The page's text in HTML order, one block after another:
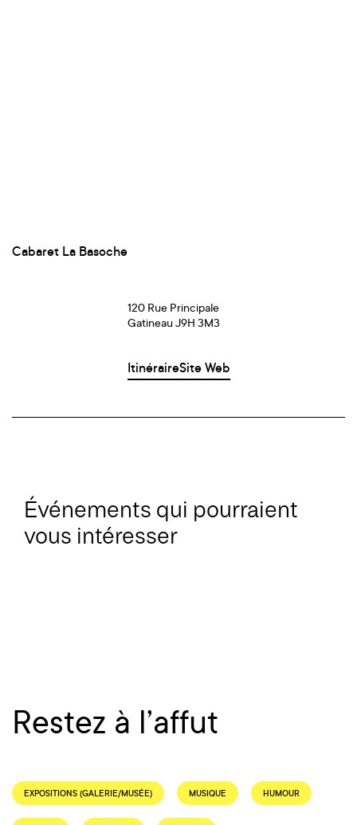
Cabaret La Basoche
120 Rue Principale
Gatineau J9H 3M3
ItinéraireSite Web
Événements qui pourraient
vous intéresser
Restez à l’affut
EXPOSITIONS (GALERIE/MUSÉE) MUSIQUE HUMOUR